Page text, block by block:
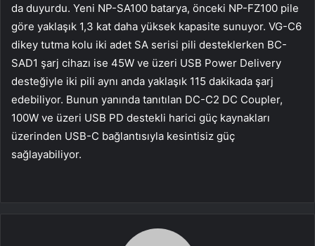
da duyurdu. Yeni NP-SA100 batarya, önceki NP-FZ100 pile
göre yaklaşık 1,3 kat daha yüksek kapasite sunuyor. VG-C6
dikey tutma kolu iki adet SA serisi pili desteklerken BC-
SAD1 şarj cihazı ise 45W ve üzeri USB Power Delivery
desteğiyle iki pili aynı anda yaklaşık 115 dakikada şarj
edebiliyor. Bunun yanında tanıtılan DC-C2 DC Coupler,
100W ve üzeri USB PD destekli harici güç kaynakları
üzerinden USB-C bağlantısıyla kesintisiz güç
sağlayabiliyor.